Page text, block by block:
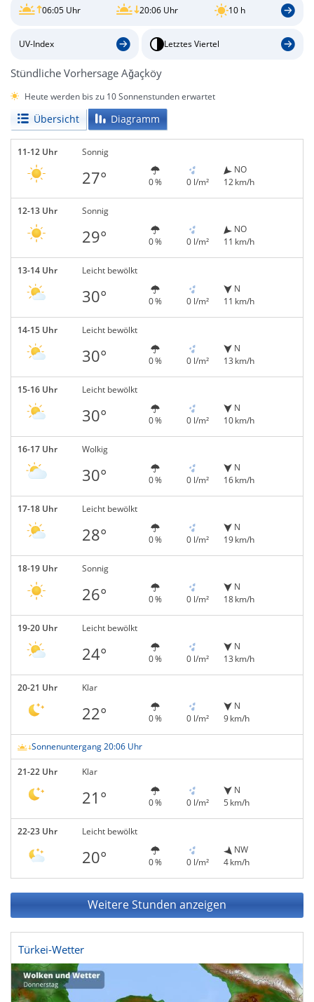
06:05 Uhr 20:06 Uhr 10 h
UV-Index Letztes Viertel
Stündliche Vorhersage Ağaçköy
Heute werden bis zu 10 Sonnenstunden erwartet
Übersicht Diagramm
11-12 Uhr Sonnig
27° 0 % 0 l/m²
NO
12 km/h
12-13 Uhr Sonnig
29° 0 % 0 l/m²
NO
11 km/h
13-14 Uhr Leicht bewölkt
30° 0 % 0 l/m²
N
11 km/h
14-15 Uhr Leicht bewölkt
30° 0 % 0 l/m²
N
13 km/h
15-16 Uhr Leicht bewölkt
30° 0 % 0 l/m²
N
10 km/h
16-17 Uhr Wolkig
30° 0 % 0 l/m²
N
16 km/h
17-18 Uhr Leicht bewölkt
28° 0 % 0 l/m²
N
19 km/h
18-19 Uhr Sonnig
26° 0 % 0 l/m²
N
18 km/h
19-20 Uhr Leicht bewölkt
24° 0 % 0 l/m²
N
13 km/h
20-21 Uhr Klar
22° 0 % 0 l/m²
N
9 km/h
Sonnenuntergang 20:06 Uhr
21-22 Uhr Klar
21° 0 % 0 l/m²
N
5 km/h
22-23 Uhr Leicht bewölkt
20° 0 % 0 l/m²
NW
4 km/h
Weitere Stunden anzeigen
Türkei-Wetter